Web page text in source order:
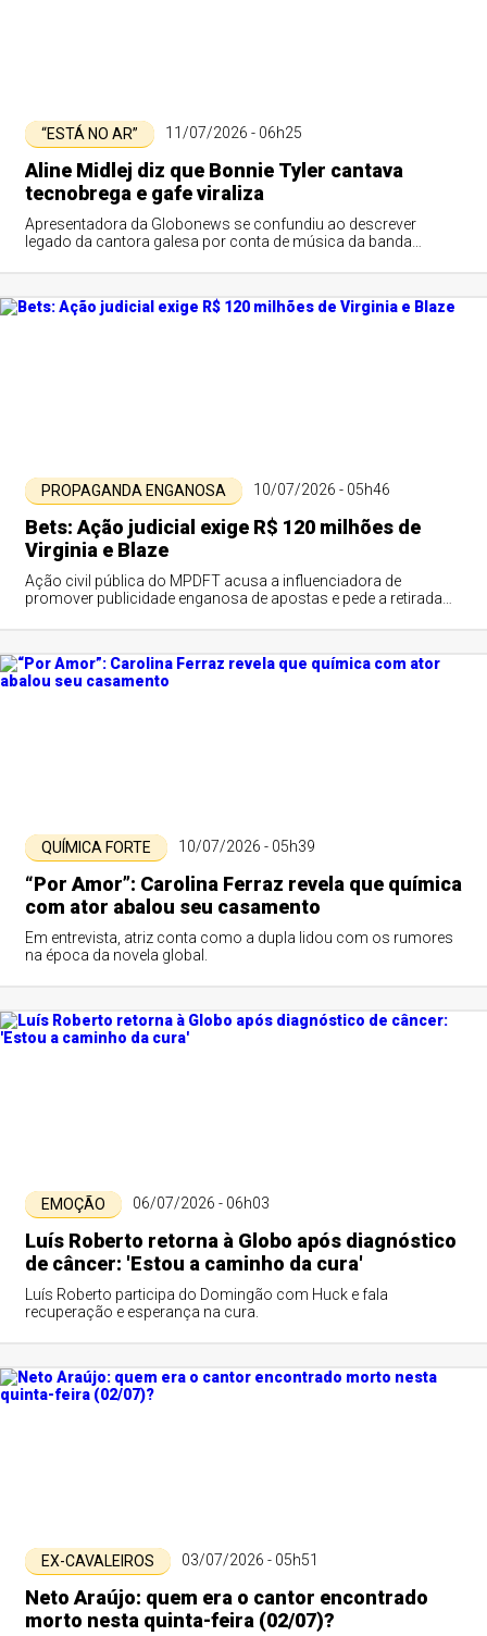
“ESTÁ NO AR” 11/07/2026 - 06h25
Aline Midlej diz que Bonnie Tyler cantava
tecnobrega e gafe viraliza
Apresentadora da Globonews se confundiu ao descrever
legado da cantora galesa por conta de música da banda
PROPAGANDA ENGANOSA 10/07/2026 - 05h46
Bets: Ação judicial exige R$ 120 milhões de
Virginia e Blaze
Ação civil pública do MPDFT acusa a influenciadora de
promover publicidade enganosa de apostas e pede a retirada
QUÍMICA FORTE 10/07/2026 - 05h39
“Por Amor”: Carolina Ferraz revela que química
com ator abalou seu casamento
Em entrevista, atriz conta como a dupla lidou com os rumores
na época da novela global.
EMOÇÃO 06/07/2026 - 06h03
Luís Roberto retorna à Globo após diagnóstico
de câncer: 'Estou a caminho da cura'
Luís Roberto participa do Domingão com Huck e fala
recuperação e esperança na cura.
EX-CAVALEIROS 03/07/2026 - 05h51
Neto Araújo: quem era o cantor encontrado
morto nesta quinta-feira (02/07)?